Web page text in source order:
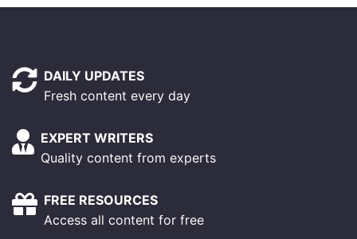
DAILY UPDATES
Fresh content every day
EXPERT WRITERS
Quality content from experts
FREE RESOURCES
Access all content for free